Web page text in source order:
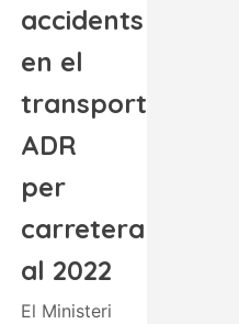
accidents
en el
transport
ADR
per
carretera
al 2022
El Ministeri